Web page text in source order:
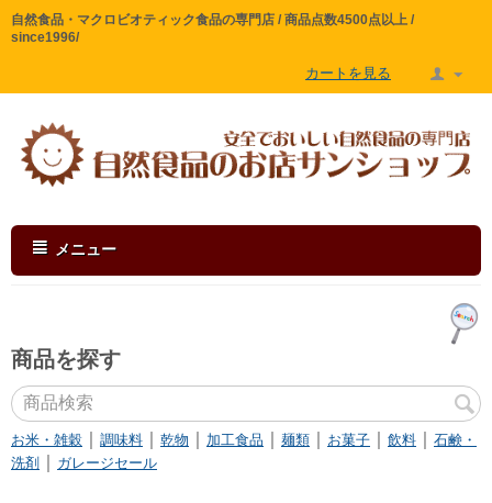
自然食品・マクロビオティック食品の専門店 / 商品点数4500点以上 /
since1996/
カートを見る
メニュー
商品を探す
お米・雑穀 調味料 乾物 加工食品 麺類 お菓子 飲料
石鹸・
洗剤
ガレージセール